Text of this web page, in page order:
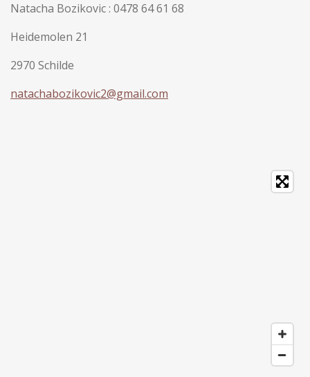
Natacha Bozikovic : 0478 64 61 68
Heidemolen 21
2970 Schilde
natachabozikovic2@gmail.com